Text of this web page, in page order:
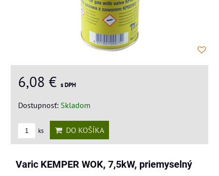
6,08 € s DPH
Dostupnosť: Skladom
ks DO KOŠÍKA
Varic KEMPER WOK, 7,5kW, priemyselný